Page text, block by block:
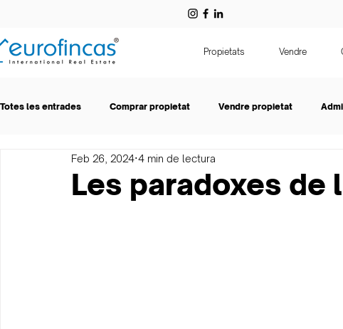
Propietats Vendre
Totes les entrades Comprar propietat Vendre propietat
Eurofincas Lloguer
Les paradoxes de
Feb 26, 2024 4 min de lectura